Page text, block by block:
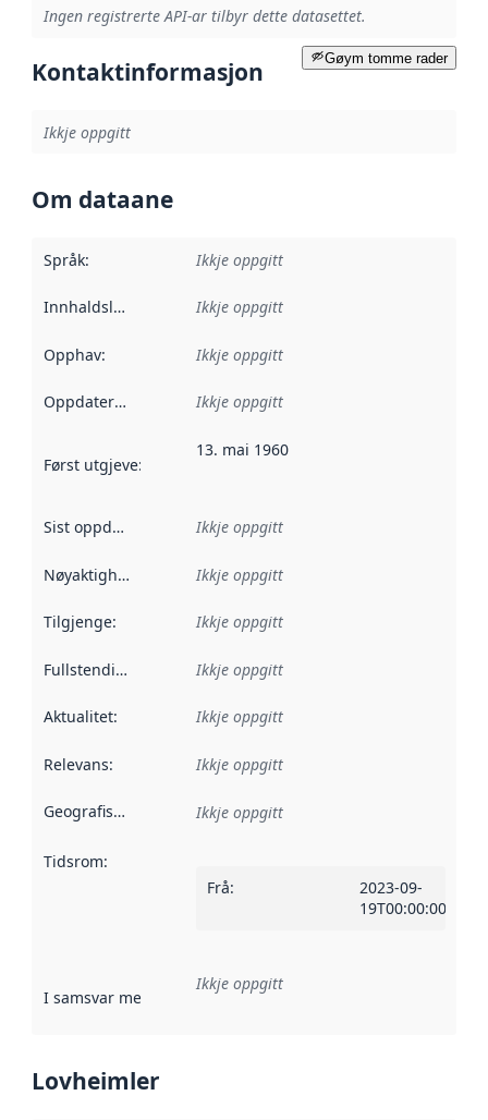
Ingen registrerte API-ar tilbyr dette datasettet.
Gøym tomme rader
Kontaktinformasjon
Ikkje oppgitt
Om dataane
Språk: Ikkje oppgitt
Innhaldsleverandørar :
Ikkje oppgitt
Opphav: Ikkje oppgitt
Oppdateringsfrekvens :
Ikkje oppgitt
Først utgjeve:
13. mai 1960
Sist oppdatert Ikkje oppgitt
Nøyaktigheit Ikkje oppgitt
Tilgjenge: Ikkje oppgitt
Fullstendigheit Ikkje oppgitt
Aktualitet: Ikkje oppgitt
Relevans: Ikkje oppgitt
Geografisk område Ikkje oppgitt
Tidsrom:
Frå:
2023-09-
19T00:00:00Z
I samsvar med Referanse til ei implementeringsregel eller
Ikkje oppgitt
Lovheimler